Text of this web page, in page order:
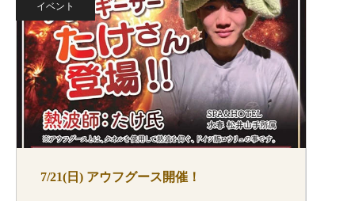
イベント
7/21(日) アウフグース開催！